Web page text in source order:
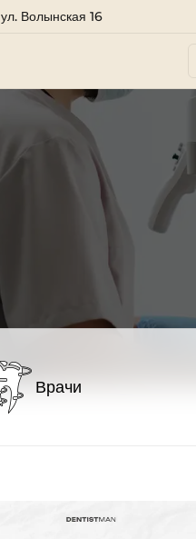
Волынская 16
Врачи